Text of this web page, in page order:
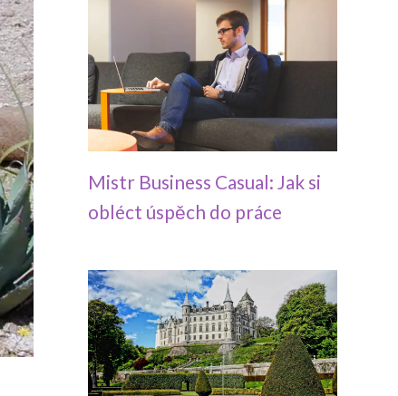
Mistr Business Casual: Jak si
obléct úspěch do práce